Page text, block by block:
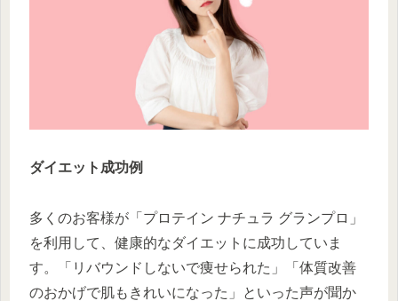
ダイエット成功例
多くのお客様が「プロテイン ナチュラ グランプロ」
を利用して、健康的なダイエットに成功していま
す。「リバウンドしないで痩せられた」「体質改善
のおかげで肌もきれいになった」といった声が聞か